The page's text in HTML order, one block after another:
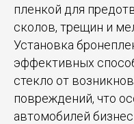
пленкой для
сколов, трещин и
Установка
эффективных
стекло от
повреждений, что
автомобилей